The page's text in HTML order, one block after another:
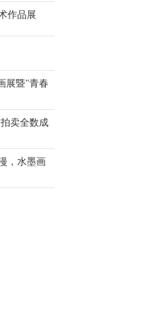
作品展
展暨"青春
卖全数成
，水墨画